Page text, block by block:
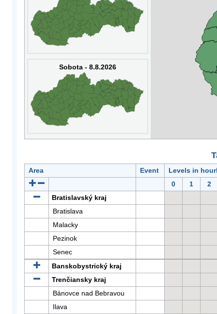
Sobota - 8.8.2026
Area Event
Levels in
0
1
2
Bratislavský kraj
Bratislava
Malacky
Pezinok
Senec
Banskobystrický kraj
Trenčiansky kraj
Bánovce nad Bebravou
Ilava